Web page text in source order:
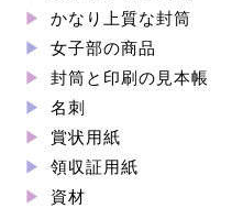
かなり上質な封筒
女子部の商品
封筒と印刷の見本帳
名刺
賞状用紙
領収証用紙
資材